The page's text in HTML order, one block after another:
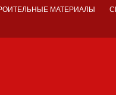
МАТЕРИАЛЫ